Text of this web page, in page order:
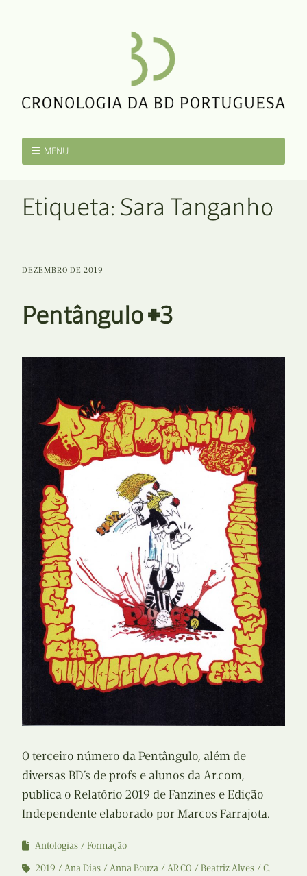
MENU
Etiqueta: Sara Tanganho
DEZEMBRO DE 2019
Pentângulo #3
O terceiro número da Pentângulo, além de
diversas BD’s de profs e alunos da Ar.com,
publica o Relatório 2019 de Fanzines e Edição
Independente elaborado por Marcos Farrajota.
Antologias
Formação
2019
Ana Dias Anna Bouza AR.CO Beatriz Alves
C.